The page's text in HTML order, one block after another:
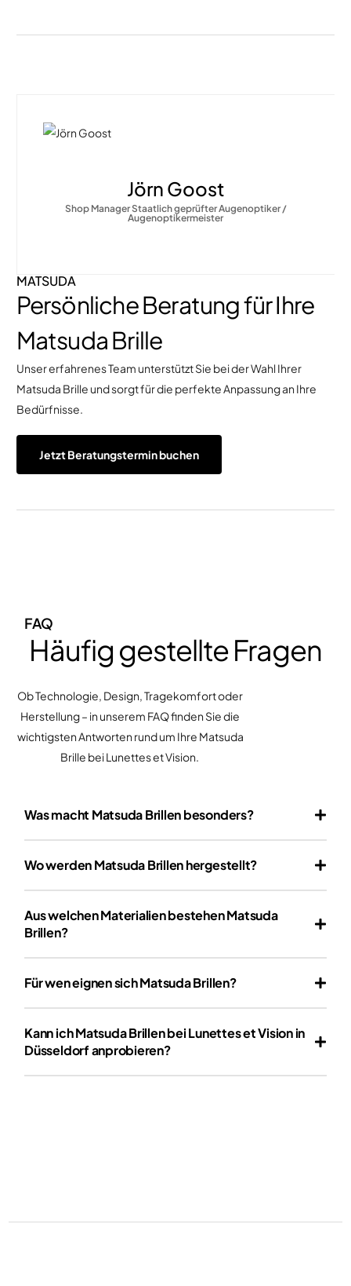
MATSUDA
Persönliche Beratung für Ihre
Matsuda Brille
Unser erfahrenes Team unterstützt Sie bei der Wahl Ihrer
Matsuda Brille und sorgt für die perfekte Anpassung an Ihre
Bedürfnisse.
Jetzt Beratungstermin buchen
Jörn Goost
Shop Manager Staatlich geprüfter Augenoptiker /
Augenoptikermeister
Massud Sahim
Augenoptiker
Marion Müller
Augenoptikerin Farb- und Stilberaterin
Mustafa Sehen
Auszubildender
Daniel Demski
Augenoptikermeister
Lorien Reuning
Augenoptiker
Veit Anlauf
Augenoptiker Geschäftsführer
Frederik Schulte
Auszubildender
FAQ
Häufig gestellte Fragen
Ob Technologie, Design, Tragekomfort oder
Herstellung – in unserem FAQ finden Sie die
wichtigsten Antworten rund um Ihre Matsuda
Brille bei Lunettes et Vision.
Was macht Matsuda Brillen besonders?
Wo werden Matsuda Brillen hergestellt?
Aus welchen Materialien bestehen Matsuda
Brillen?
Für wen eignen sich Matsuda Brillen?
Kann ich Matsuda Brillen bei Lunettes et Vision in
Düsseldorf anprobieren?